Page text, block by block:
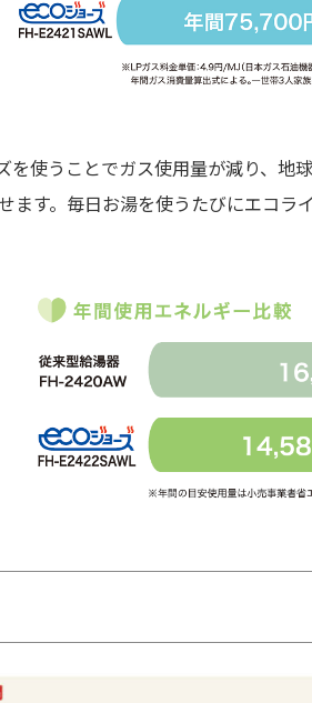
を使うことでガス使用量が減り、地
ます。毎日お湯を使うたびにエコラ